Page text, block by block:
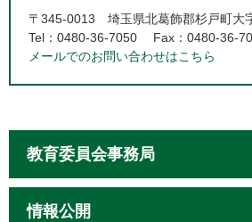
〒345-0013
埼玉県北葛飾郡杉戸町大
Tel：0480-36-7050
Fax：0480-36-
メールでのお問い合わせはこちら
教育委員会事務局
情報公開